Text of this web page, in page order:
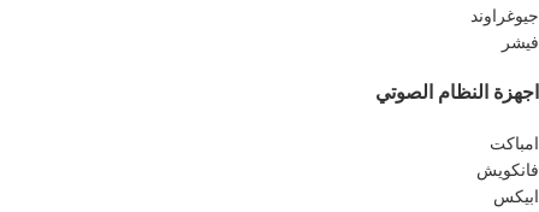
جيوغراوند
فيشر
اجهزة النظام الصوتي
امباكت
فانكويش
ابيكس